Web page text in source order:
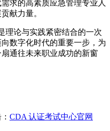
求的高素质应急管理专业人
献力量。
论与实践紧密结合的一次
数字化时代的重要一步，为
通往未来职业成功的新窗
CDA 认证考试中心官网